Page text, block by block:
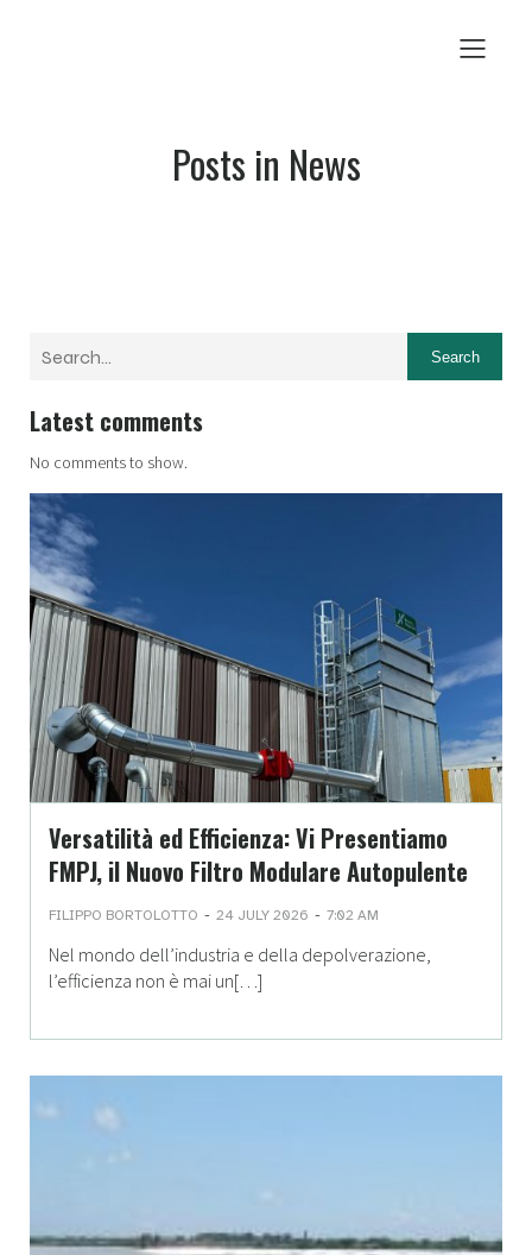
Posts in News
Search
Latest comments
No comments to show.
Versatilità ed Efficienza: Vi Presentiamo
FMPJ, il Nuovo Filtro Modulare Autopulente
FILIPPO BORTOLOTTO - 24 JULY 2026 - 7:02 AM
Nel mondo dell’industria e della depolverazione,
l’efficienza non è mai un[…]